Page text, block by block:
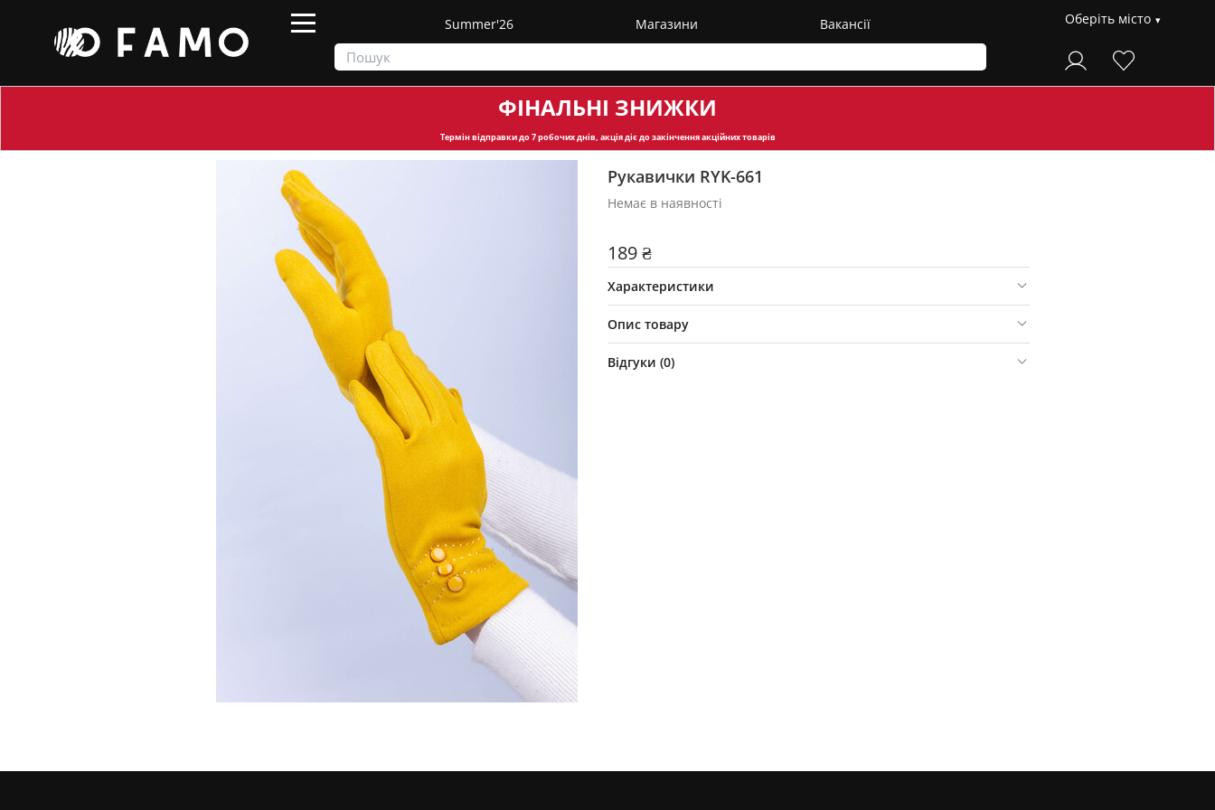
Summer'26 Магазини Вакансії Оберіть місто
ФІНАЛЬНІ ЗНИЖКИ
Термін відправкидо 7 робочих днів, акція діє до закінчення акційних товарів
Рукавички RYK-661
Немає в наявності
189 ₴
Характеристики
Опис товару
Відгуки (0)